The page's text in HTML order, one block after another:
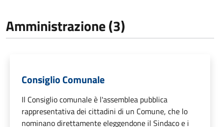
Amministrazione (3)
Consiglio Comunale
Il Consiglio comunale è l'assemblea pubblica
rappresentativa dei cittadini di un Comune, che lo
nominano direttamente eleggendone il Sindaco e i